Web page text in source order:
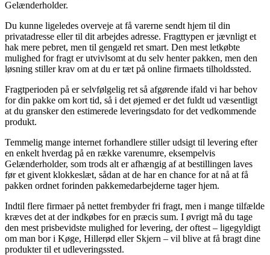
Gelænderholder.
Du kunne ligeledes overveje at få varerne sendt hjem til din
privatadresse eller til dit arbejdes adresse. Fragttypen er jævnligt et
hak mere pebret, men til gengæld ret smart. Den mest letkøbte
mulighed for fragt er utvivlsomt at du selv henter pakken, men den
løsning stiller krav om at du er tæt på online firmaets tilholdssted.
Fragtperioden på er selvfølgelig ret så afgørende ifald vi har behov
for din pakke om kort tid, så i det øjemed er det fuldt ud væsentligt
at du gransker den estimerede leveringsdato for det vedkommende
produkt.
Temmelig mange internet forhandlere stiller udsigt til levering efter
en enkelt hverdag på en række varenumre, eksempelvis
Gelænderholder, som trods alt er afhængig af at bestillingen laves
før et givent klokkeslæt, sådan at de har en chance for at nå at få
pakken ordnet forinden pakkemedarbejderne tager hjem.
Indtil flere firmaer på nettet frembyder fri fragt, men i mange tilfælde
kræves det at der indkøbes for en præcis sum. I øvrigt må du tage
den mest prisbevidste mulighed for levering, der oftest – ligegyldigt
om man bor i Køge, Hillerød eller Skjern – vil blive at få bragt dine
produkter til et udleveringssted.